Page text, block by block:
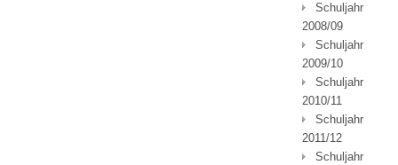
Schuljahr
2008/09
Schuljahr
2009/10
Schuljahr
2010/11
Schuljahr
2011/12
Schuljahr